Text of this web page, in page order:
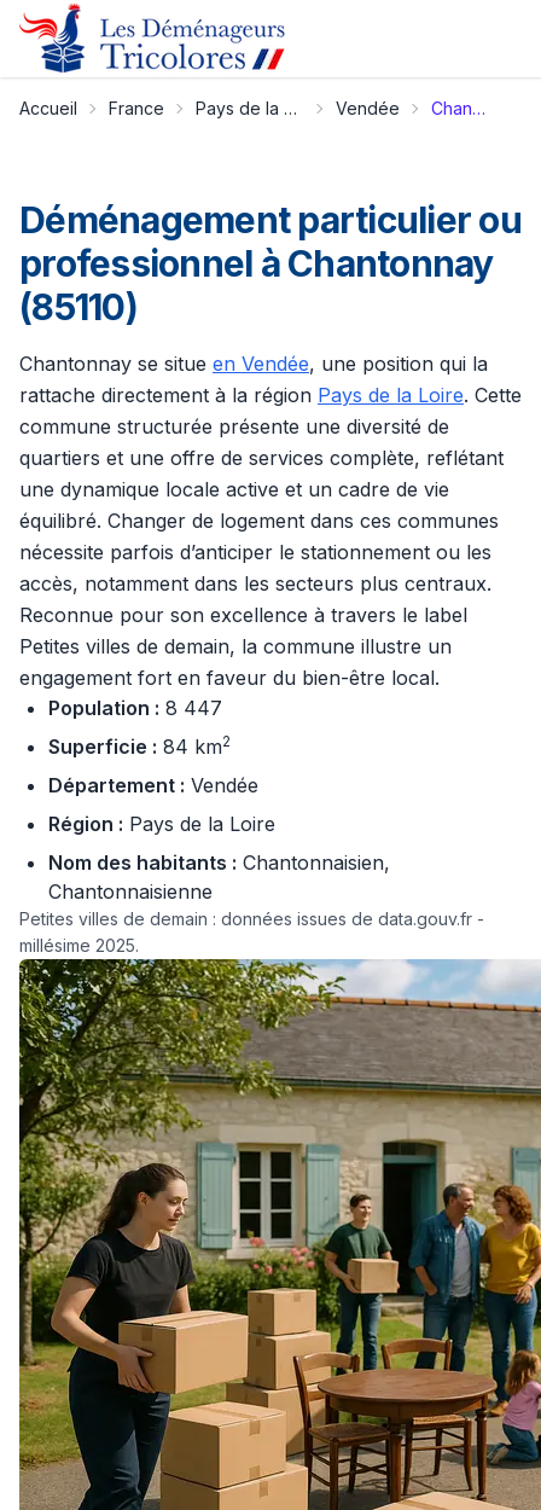
Accueil France Pays de la Loire Vendée Chantonnay
Déménagement particulier ou
professionnel à Chantonnay
(85110)
Chantonnay se situe en Vendée, une position qui la
rattache directement à la région Pays de la Loire. Cette
commune structurée présente une diversité de
quartiers et une offre de services complète, reflétant
une dynamique locale active et un cadre de vie
équilibré. Changer de logement dans ces communes
nécessite parfois d’anticiper le stationnement ou les
accès, notamment dans les secteurs plus centraux.
Reconnue pour son excellence à travers le label
Petites villes de demain, la commune illustre un
engagement fort en faveur du bien-être local.
Population : 8 447
Superficie : 84 km2
Département : Vendée
Région : Pays de la Loire
Nom des habitants : Chantonnaisien,
Chantonnaisienne
Petites villes de demain : données issues de data.gouv.fr -
millésime 2025.